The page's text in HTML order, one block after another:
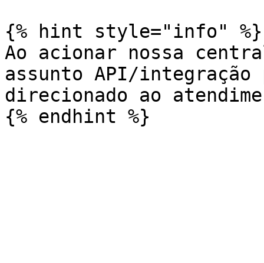
{% hint style="info" %}
Ao acionar nossa
assunto API/integração
direcionado ao